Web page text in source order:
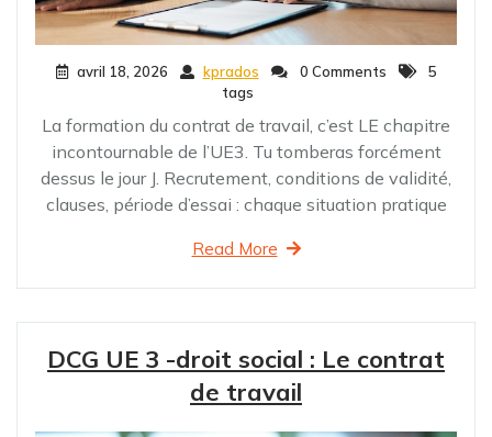
avril 18, 2026 kprados 0 Comments
5
tags
La formation du contrat de travail, c’est LE chapitre
incontournable de l’UE3. Tu tomberas forcément
dessus le jour J. Recrutement, conditions de validité,
clauses, période d’essai : chaque situation pratique
Read More
DCG UE 3 -droit social : Le contrat
de travail